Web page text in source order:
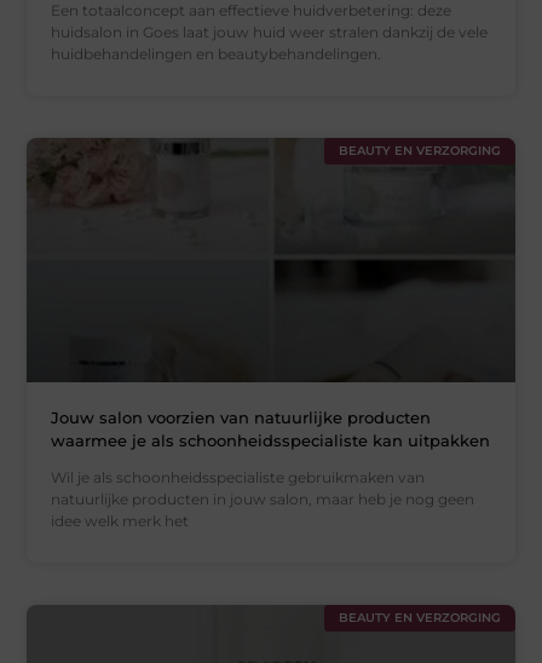
Een totaalconcept aan effectieve huidverbetering: deze
huidsalon in Goes laat jouw huid weer stralen dankzij de vele
huidbehandelingen en beautybehandelingen.
BEAUTY EN VERZORGING
Jouw salon voorzien van natuurlijke producten
waarmee je als schoonheidsspecialiste kan uitpakken
Wil je als schoonheidsspecialiste gebruikmaken van
natuurlijke producten in jouw salon, maar heb je nog geen
idee welk merk het
BEAUTY EN VERZORGING